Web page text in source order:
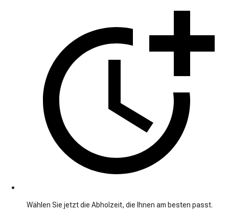
Wählen Sie jetzt die Abholzeit, die Ihnen am besten passt.